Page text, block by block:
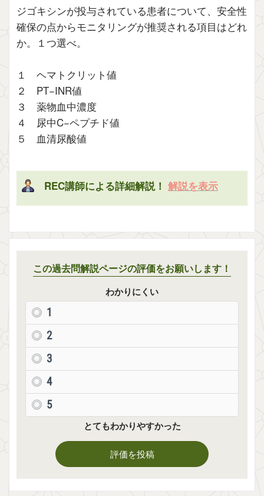
ジゴキシンが投与されている患者について、安全性
確保の点からモニタリングが推奨される項目はどれ
か。１つ選べ。
１ ヘマトクリット値
２ PT−INR値
３ 薬物血中濃度
４ 尿中C−ペプチド値
５ 血清尿酸値
REC講師による詳細解説！ 解説を表示
この過去問解説ページの評価をお願いします！
わかりにくい
1
2
3
4
5
とてもわかりやすかった
評価を投稿